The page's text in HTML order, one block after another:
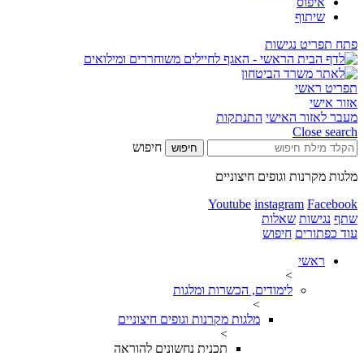
שיתוף
פתח תפריט נגישות
תפריט ראשי
אזור אישי
מעבר לאזור האישי התנתקות
Close search
חיפוש חיפוש
מלגות מקרנות וגופים חיצוניים
Youtube instagram Facebook
שתף נגישות שאלות
עוד כפתורים חיפוש
ראשי
>
לימודים, הכשרות ומלגות
>
מלגות מקרנות וגופים חיצוניים
>
תכנית נחשונים להוראה​